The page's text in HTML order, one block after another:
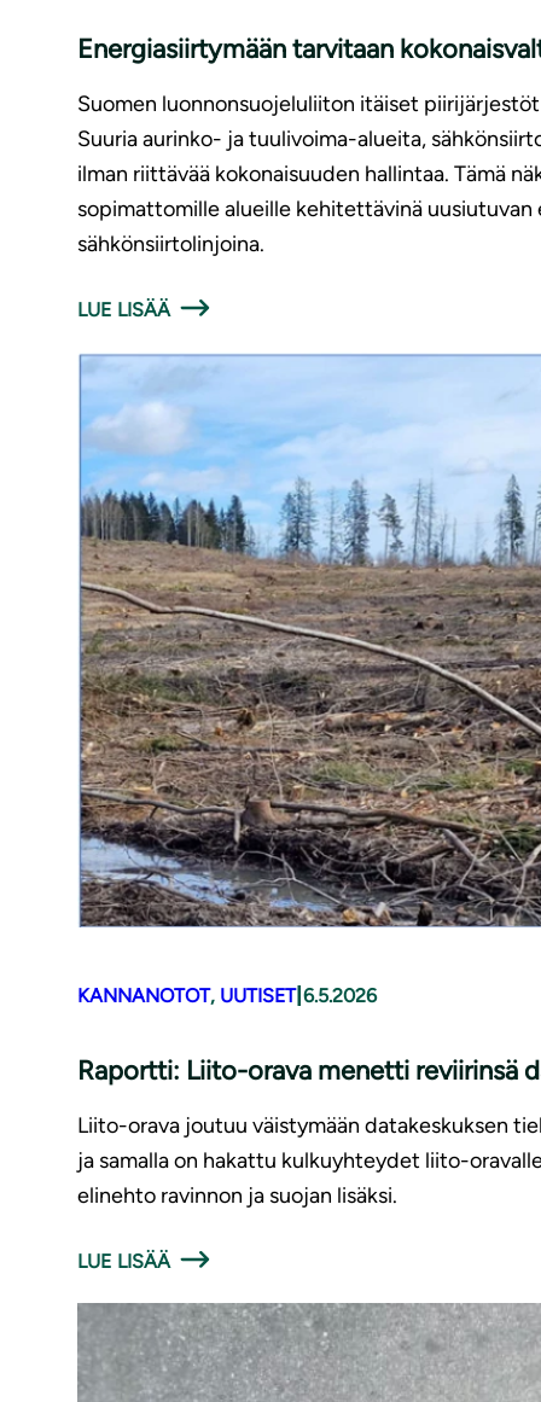
Energiasiirtymään tarvitaan
Suomen luonnonsuojeluliiton itäiset
Suuria aurinko- ja tuulivoima-alueita,
ilman riittävää kokonaisuuden hallintaa. Tämä
sopimattomille alueille kehitettävinä
sähkönsiirtolinjoina.
LUE LISÄÄ
KANNANOTOT, UUTISET| 6.5.2026
Raportti: Liito-orava menetti reviirinsä
Liito-orava joutuu väistymään datakeskuksen
ja samalla on hakattu kulkuyhteydet liito-
elinehto ravinnon ja suojan lisäksi.
LUE LISÄÄ